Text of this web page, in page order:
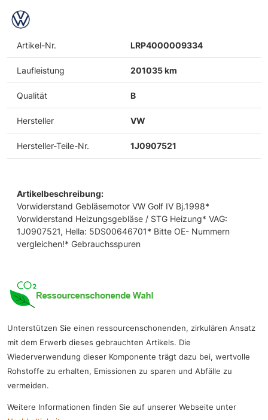
Artikel-Nr. LRP4000009334
Laufleistung 201035 km
Qualität B
Hersteller VW
Hersteller-Teile-Nr. 1J0907521
Artikelbeschreibung:
Vorwiderstand Gebläsemotor VW Golf IV Bj.1998*
Vorwiderstand Heizungsgebläse / STG Heizung* VAG:
1J0907521, Hella: 5DS00646701* Bitte OE- Nummern
vergleichen!* Gebrauchsspuren
Unterstützen Sie einen ressourcenschonenden, zirkulären Ansatz
mit dem Erwerb dieses gebrauchten Artikels. Die
Wiederverwendung dieser Komponente trägt dazu bei, wertvolle
Rohstoffe zu erhalten, Emissionen zu sparen und Abfälle zu
vermeiden.
Weitere Informationen finden Sie auf unserer Webseite unter